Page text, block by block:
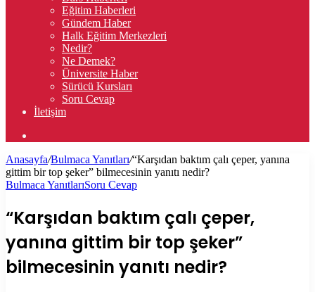
Eğitim Haberleri
Gündem Haber
Halk Eğitim Merkezleri
Nedir?
Ne Demek?
Üniversite Haber
Sürücü Kursları
Soru Cevap
İletişim
...
Anasayfa/Bulmaca Yanıtları/“Karşıdan baktım çalı çeper, yanına
gittim bir top şeker” bilmecesinin yanıtı nedir?
Bulmaca YanıtlarıSoru Cevap
“Karşıdan baktım çalı çeper,
yanına gittim bir top şeker”
bilmecesinin yanıtı nedir?